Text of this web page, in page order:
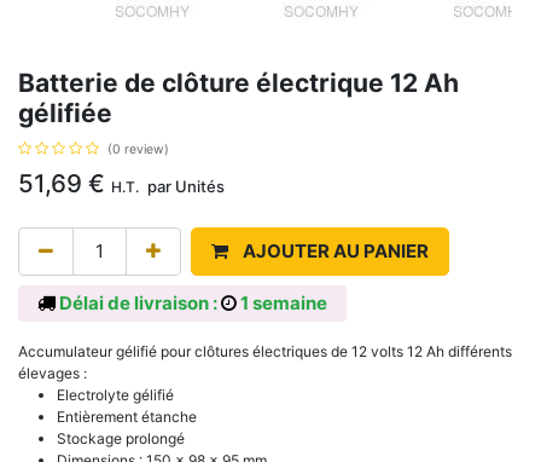
Batterie de clôture électrique 12 Ah
gélifiée
(0 review)
51,69 € H.T. par Unités
AJOUTER AU PANIER
Délai de livraison : 1 semaine
Accumulateur gélifié pour clôtures électriques de 12 volts 12 Ah différents
élevages :
Electrolyte gélifié
Entièrement étanche
Stockage prolongé